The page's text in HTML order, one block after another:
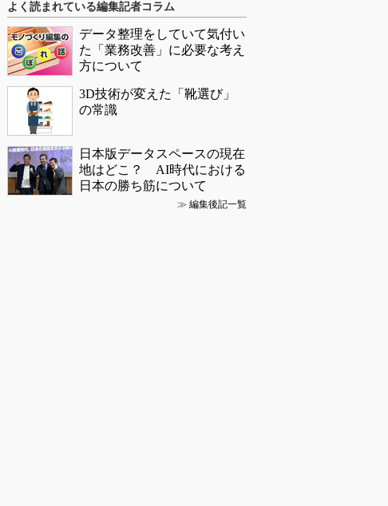
よく読まれている編集記者コラム
データ整理をしていて気付い
た「業務改善」に必要な考え
方について
3D技術が変えた「靴選び」
の常識
日本版データスペースの現在
地はどこ？ AI時代における
日本の勝ち筋について
≫ 編集後記一覧